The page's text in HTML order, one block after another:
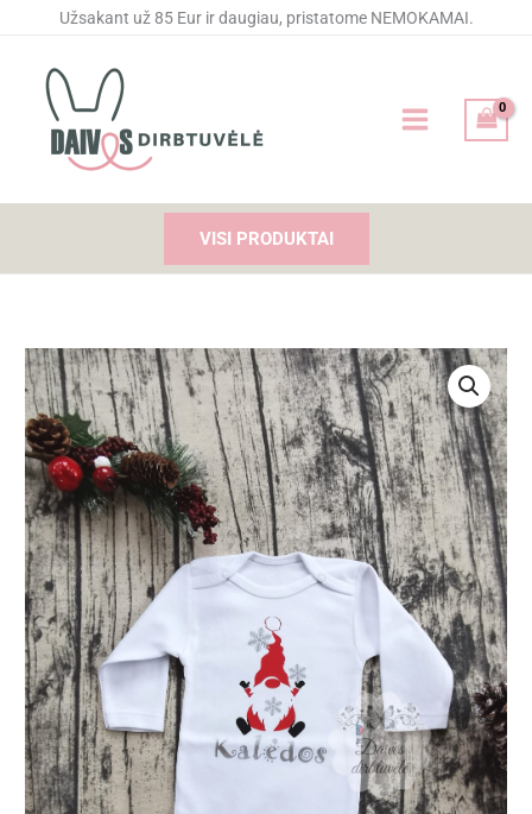
Užsakant už 85 Eur ir daugiau, pristatome NEMOKAMAI.
VISI PRODUKTAI
Price
range:
9,00 €
through
10,00 €
produkto
kiekis:
Kalėdiniai
smėlinukai
(bodžiai)